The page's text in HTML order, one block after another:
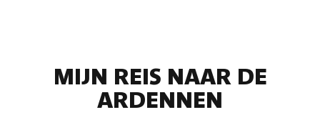
MIJN REIS NAAR DE
ARDENNEN